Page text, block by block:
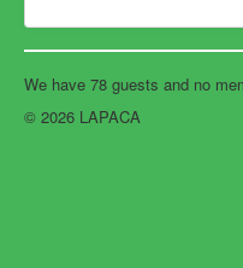
We have 78 guests and no
© 2026 LAPACA